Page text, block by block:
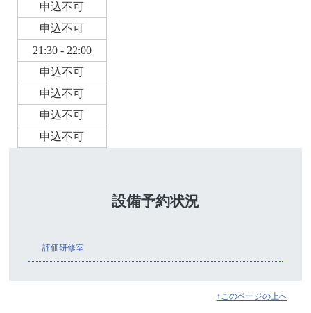
申込不可
申込不可
21:30 - 22:00
申込不可
申込不可
申込不可
申込不可
設備予約状況
評価研修室
↑このページの上へ